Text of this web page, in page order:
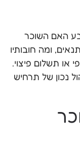
האם השוכר
ומה חובותיו
תשלום פיצוי.
נכון של תרחיש